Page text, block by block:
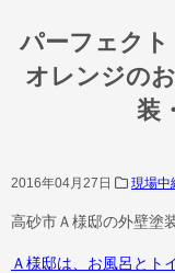
パーフェク
オレンジの
装
2016年04月27日 現場中
高砂市Ａ様邸の外壁塗
Ａ様邸は、お風呂とト